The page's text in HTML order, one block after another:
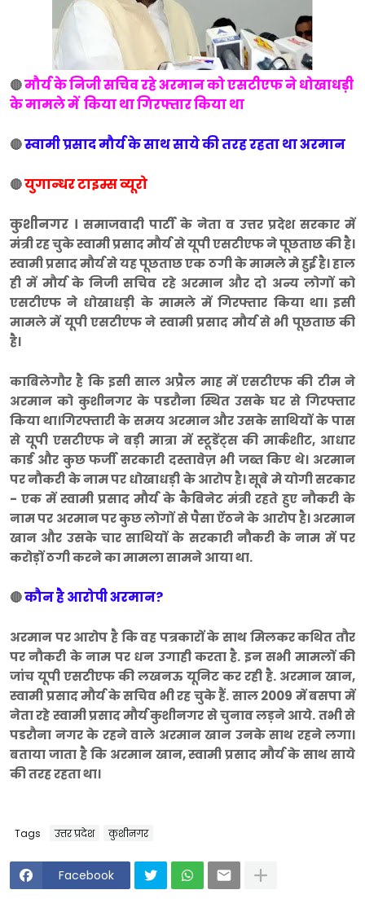
🔴मौर्य के निजी सचिव रहे अरमान को एसटीएफ ने धोखाधड़ी
के मामले में किया था गिरफ्तार किया था
🔴स्वामी प्रसाद मौर्य के साथ साये की तरह रहता था अरमान
🔴युगान्धर टाइम्स व्यूरो
कुशीनगर । समाजवादी पार्टी के नेता व उत्तर प्रदेश सरकार में
मंत्री रह चुके स्वामी प्रसाद मौर्य से यूपी एसटीएफ ने पूछताछ की है।
स्वामी प्रसाद मौर्य से यह पूछताछ एक ठगी के मामले मे हुई है। हाल
ही में मौर्य के निजी सचिव रहे अरमान और दो अन्य लोगों को
एसटीएफ ने धोखाधड़ी के मामले में गिरफ्तार किया था। इसी
मामले में यूपी एसटीएफ ने स्वामी प्रसाद मौर्य से भी पूछताछ की
है।
काबिलेगौर है कि इसी साल अप्रैल माह में एसटीएफ की टीम ने
अरमान को कुशीनगर के पडरौना स्थित उसके घर से गिरफ्तार
किया था।गिरफ्तारी के समय अरमान और उसके साथियों के पास
से यूपी एसटीएफ ने बड़ी मात्रा में स्टूडेंट्स की मार्कशीट, आधार
कार्ड और कुछ फर्जी सरकारी दस्तावेज़ भी जब्त किए थे। अरमान
पर नौकरी के नाम पर धोखाधड़ी के आरोप है। सूबे मे योगी सरकार
- एक में स्वामी प्रसाद मौर्य के कैबिनेट मंत्री रहते हुए नौकरी के
नाम पर अरमान पर कुछ लोगों से पैसा ऐंठने के आरोप है। अरमान
खान और उसके चार साथियों के सरकारी नौकरी के नाम में पर
करोड़ों ठगी करने का मामला सामने आया था.
🔴कौन है आरोपी अरमान?
अरमान पर आरोप है कि वह पत्रकारों के साथ मिलकर कथित तौर
पर नौकरी के नाम पर धन उगाही करता है. इन सभी मामलों की
जांच यूपी एसटीएफ की लखनऊ यूनिट कर रही है. अरमान खान,
स्वामी प्रसाद मौर्य के सचिव भी रह चुके हैं. साल 2009 में बसपा में
नेता रहे स्वामी प्रसाद मौर्य कुशीनगर से चुनाव लड़ने आये. तभी से
पडरौना नगर के रहने वाले अरमान खान उनके साथ रहने लगा।
बताया जाता है कि अरमान खान, स्वामी प्रसाद मौर्य के साथ साये
की तरह रहता था।
Tags उत्तर प्रदेश कुशीनगर
Facebook